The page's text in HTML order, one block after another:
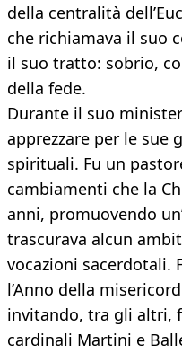
della centralità
che richiamava il suo
il suo tratto: sobrio,
della fede.
Durante il suo
apprezzare per le sue
spirituali. Fu un
cambiamenti che la
anni, promuovendo
trascurava alcun
vocazioni sacerdotali.
l’Anno della
invitando, tra gli altri,
cardinali Martini e